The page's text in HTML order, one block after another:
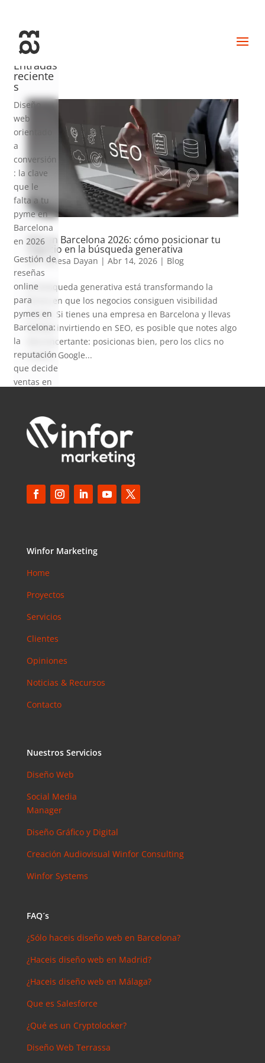
SEO en Barcelona 2026: cómo posicionar tu
negocio en la búsqueda generativa
porVanesa Dayan | Abr 14, 2026| Blog
La búsqueda generativa está transformando la
forma en que los negocios consiguen visibilidad
online. Si tienes una empresa en Barcelona y llevas
tiempo invirtiendo en SEO, es posible que notes algo
desconcertante: posicionas bien, pero los clics no
crecen. Google...
Entradas
reciente
s
Diseño
web
orientado
a
conversión
: la clave
que le
falta a tu
pyme en
Barcelona
en 2026
Gestión de
reseñas
online
para
pymes en
Barcelona:
la
reputación
que decide
ventas en
para
pymes en
en Google
ad web
para
Barcelona:
que ya es
obligatoria
Email
Marketing
Por Qué
Canal con
Coment
arios
reciente
Mcgregor
¿para qué
Ikeren
Master en
y precios
Antonio
¿Debería
Winfor Marketing
Home
Proyectos
Servicios
Clientes
Opiniones
Noticias & Recursos
Contacto
Nuestros Servicios
Diseño Web
Social Media
Manager
Diseño Gráfico y Digital
Creación Audiovisual Winfor Consulting
Winfor Systems
FAQ´s
¿Sólo haceis diseño web en Barcelona?
¿Haceis diseño web en Madrid?
¿Haceis diseño web en Málaga?
Que es Salesforce
¿Qué es un Cryptolocker?
Diseño Web Terrassa